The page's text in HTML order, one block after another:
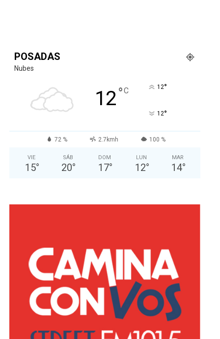
POSADAS
Nubes
12°C 12°
12°
72 % 2.7kmh 100 %
VIE
15°
SÁB
20°
DOM
17°
LUN
12°
MAR
14°